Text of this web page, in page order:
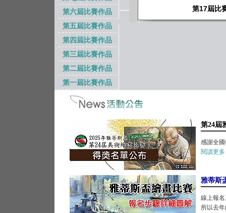
第六屆比賽作品
第五屆比賽作品
第四屆比賽作品
第三屆比賽作品
第二屆比賽作品
第一屆比賽作品
第24屆
感謝全
閱讀更多
雅蒂斯
線上報
所以去